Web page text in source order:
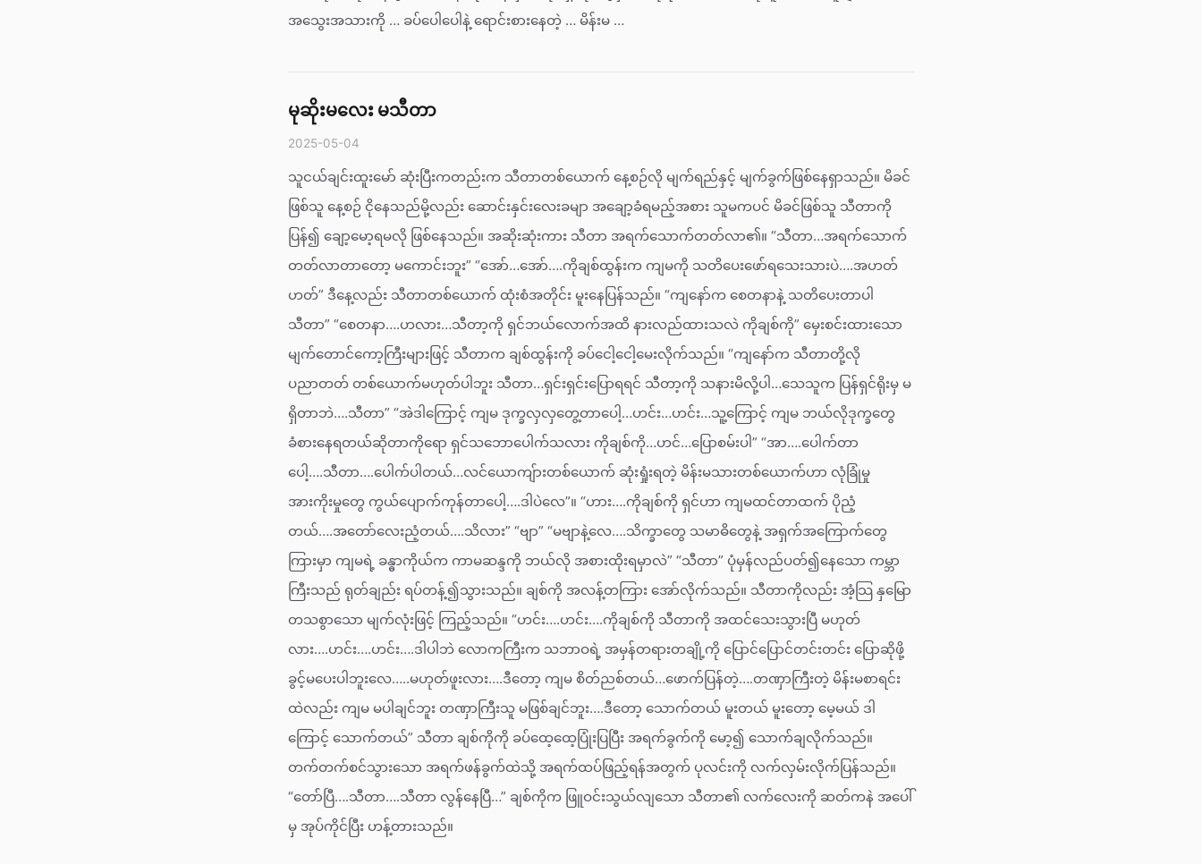
အသွေးအသားကို … ခပ်ပေါပေါနဲ့ ရောင်းစားနေတဲ့ … မိန်းမ …
မုဆိုးမလေး မသီတာ
2025-05-04
သူငယ်ချင်းထူးမော် ဆုံးပြီးကတည်းက သီတာတစ်ယောက် နေ့စဉ်လို မျက်ရည်နှင့် မျက်ခွက်ဖြစ်နေရှာသည်။ မိခင်
ဖြစ်သူ နေ့စဉ် ငိုနေသည်မို့လည်း ဆောင်းနှင်းလေးခမျာ အချော့ခံရမည့်အစား သူမကပင် မိခင်ဖြစ်သူ သီတာကို
ပြန်၍ ချော့မော့ရမလို ဖြစ်နေသည်။ အဆိုးဆုံးကား သီတာ အရက်သောက်တတ်လာ၏။ “သီတာ…အရက်သောက်
တတ်လာတာတော့ မကောင်းဘူး” “အော်…အော်….ကိုချစ်ထွန်းက ကျမကို သတိပေးဖော်ရသေးသားပဲ….အဟတ်
ဟတ်” ဒီနေ့လည်း သီတာတစ်ယောက် ထုံးစံအတိုင်း မူးနေပြန်သည်။ “ကျနော်က စေတနာနဲ့ သတိပေးတာပါ
သီတာ” “စေတနာ….ဟလား…သီတာ့ကို ရှင်ဘယ်လောက်အထိ နားလည်ထားသလဲ ကိုချစ်ကို” မှေးစင်းထားသော
မျက်တောင်ကော့ကြီးများဖြင့် သီတာက ချစ်ထွန်းကို ခပ်ငေါ့ငေါ့မေးလိုက်သည်။ “ကျနော်က သီတာတို့လို
ပညာတတ် တစ်ယောက်မဟုတ်ပါဘူး သီတာ…ရှင်းရှင်းပြောရရင် သီတာ့ကို သနားမိလို့ပါ…သေသူက ပြန်ရှင်ရိုးမှ မ
ရှိတာဘဲ….သီတာ” “အဲဒါကြောင့် ကျမ ဒုက္ခလှလှတွေ့တာပေါ့…ဟင်း…ဟင်း…သူ့ကြောင့် ကျမ ဘယ်လိုဒုက္ခတွေ
ခံစားနေရတယ်ဆိုတာကိုရော ရှင်သဘောပေါက်သလား ကိုချစ်ကို…ဟင်…ပြောစမ်းပါ” “အာ….ပေါက်တာ
ပေါ့….သီတာ….ပေါက်ပါတယ်…လင်ယောကျ်ားတစ်ယောက် ဆုံးရှုံးရတဲ့ မိန်းမသားတစ်ယောက်ဟာ လုံခြုံမှု
အားကိုးမှုတွေ ကွယ်ပျောက်ကုန်တာပေါ့….ဒါပဲလေ”။ “ဟား….ကိုချစ်ကို ရှင်ဟာ ကျမထင်တာထက် ပိုညံ့
တယ်….အတော်လေးညံ့တယ်….သိလား” “ဗျာ” “မဗျာနဲ့လေ….သိက္ခာတွေ သမာဓိတွေနဲ့ အရှက်အကြောက်တွေ
ကြားမှာ ကျမရဲ့ ခန္ဓာကိုယ်က ကာမဆန္ဒကို ဘယ်လို အစားထိုးရမှာလဲ” “သီတာ” ပုံမှန်လည်ပတ်၍နေသော ကမ္ဘာ
ကြီးသည် ရုတ်ချည်း ရပ်တန့်၍သွားသည်။ ချစ်ကို အလန့်တကြား အော်လိုက်သည်။ သီတာကိုလည်း အံ့သြ နှမြော
တသစွာသော မျက်လုံးဖြင့် ကြည့်သည်။ “ဟင်း….ဟင်း….ကိုချစ်ကို သီတာကို အထင်သေးသွားပြီ မဟုတ်
လား….ဟင်း….ဟင်း….ဒါပါဘဲ လောကကြီးက သဘာဝရဲ့ အမှန်တရားတချို့ကို ပြောင်ပြောင်တင်းတင်း ပြောဆိုဖို့
ခွင့်မပေးပါဘူးလေ…..မဟုတ်ဖူးလား….ဒီတော့ ကျမ စိတ်ညစ်တယ်…ဖောက်ပြန်တဲ့….တဏှာကြီးတဲ့ မိန်းမစာရင်း
ထဲလည်း ကျမ မပါချင်ဘူး တဏှာကြီးသူ မဖြစ်ချင်ဘူး….ဒီတော့ သောက်တယ် မူးတယ် မူးတော့ မေ့မယ် ဒါ
ကြောင့် သောက်တယ်” သီတာ ချစ်ကိုကို ခပ်ထေ့ထေ့ပြုံးပြပြီး အရက်ခွက်ကို မော့၍ သောက်ချလိုက်သည်။
တက်တက်စင်သွားသော အရက်ဖန်ခွက်ထဲသို့ အရက်ထပ်ဖြည့်ရန်အတွက် ပုလင်းကို လက်လှမ်းလိုက်ပြန်သည်။
“တော်ပြီ….သီတာ….သီတာ လွန်နေပြီ…” ချစ်ကိုက ဖြူဝင်းသွယ်လျသော သီတာ၏ လက်လေးကို ဆတ်ကနဲ အပေါ်
မှ အုပ်ကိုင်ပြီး ဟန့်တားသည်။